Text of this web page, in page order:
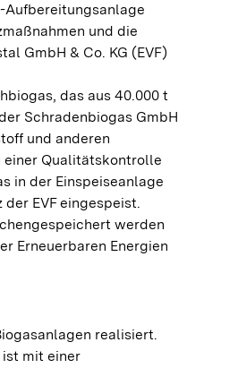
Aufbereitungsanlage
und die
GmbH & Co. KG (EVF)
das aus 40.000 t
Schradenbiogas GmbH
und anderen
einer Qualitätskontrolle
in der Einspeiseanlage
EVF eingespeist.
werden
Erneuerbaren Energien
realisiert.
ist mit einer